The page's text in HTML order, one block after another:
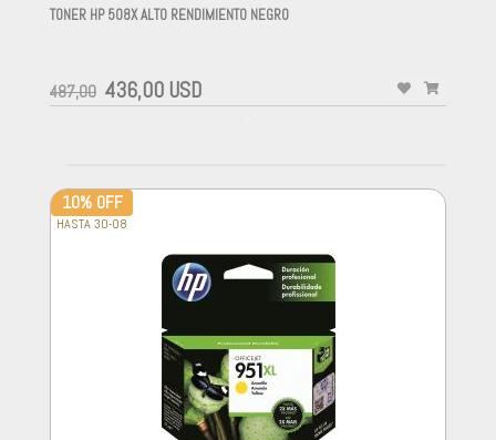
TONER HP 508X ALTO RENDIMIENTO NEGRO
487,00 436,00 USD
10% OFF
HASTA 30-08